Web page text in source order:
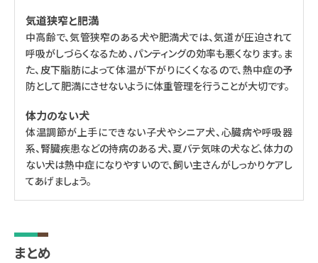
気道狭窄と肥満
中高齢で、気管狭窄のある犬や肥満犬では、気道が圧迫されて
呼吸がしづらくなるため、パンティングの効率も悪くなります。ま
た、皮下脂肪によって体温が下がりにくくなるので、熱中症の予
防として肥満にさせないように体重管理を行うことが大切です。
体力のない犬
体温調節が上手にできない子犬やシニア犬、心臓病や呼吸器
系、腎臓疾患などの持病のある犬、夏バテ気味の犬など、体力の
ない犬は熱中症になりやすいので、飼い主さんがしっかりケアし
てあげましょう。
まとめ